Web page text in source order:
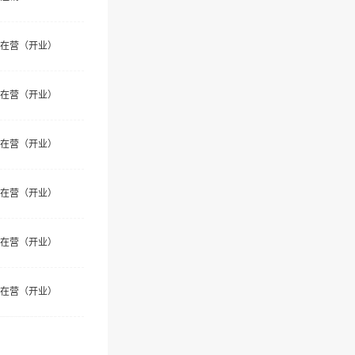
在营（开业）
在营（开业）
在营（开业）
在营（开业）
在营（开业）
在营（开业）